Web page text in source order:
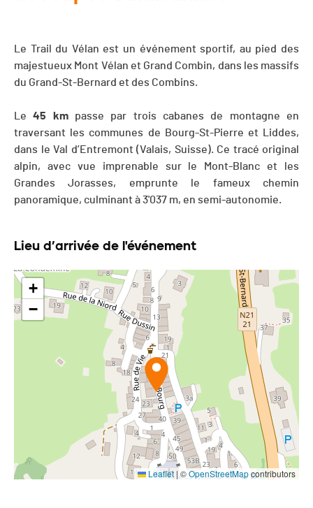
Le Trail du Vélan est un événement sportif, au pied des
majestueux Mont Vélan et Grand Combin, dans les massifs
du Grand-St-Bernard et des Combins.
Le45 kmpasse par trois cabanes de montagne en
traversant les communes de Bourg-St-Pierre et Liddes,
dans le Val d’Entremont (Valais, Suisse). Ce tracé original
alpin, avec vue imprenable sur le Mont-Blanc et les
Grandes Jorasses, emprunte le fameux chemin
panoramique, culminant à 3'037 m, en semi-autonomie.
Lieu d’arrivée de l'événement
+
−
Leaflet |©OpenStreetMapcontributors